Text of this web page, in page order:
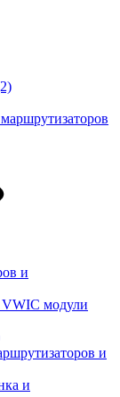
и
модули
и
и